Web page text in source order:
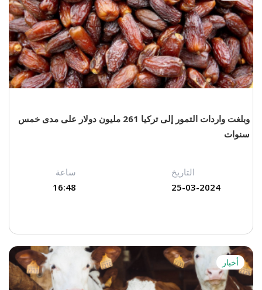
وبلغت واردات التمور إلى تركيا 261 مليون دولار على مدى خمس
سنوات
التاريخ
ساعة
25-03-2024
16:48
أخبار